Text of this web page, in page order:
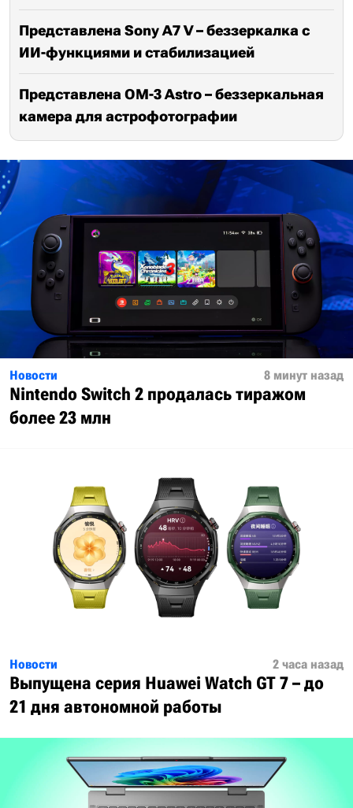
Представлена Sony A7 V – беззеркалка с
ИИ-функциями и стабилизацией
Представлена OM-3 Astro – беззеркальная
камера для астрофотографии
Новости 8 минут назад
Nintendo Switch 2 продалась тиражом
более 23 млн
Новости 2 часа назад
Выпущена серия Huawei Watch GT 7 – до
21 дня автономной работы